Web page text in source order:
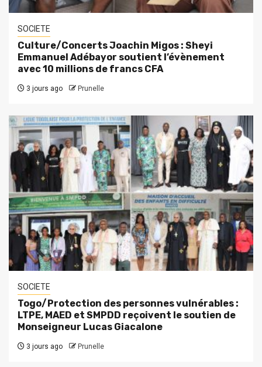
SOCIETE
Culture/Concerts Joachin Migos : Sheyi
Emmanuel Adébayor soutient l’évènement
avec 10 millions de francs CFA
3 jours ago Prunelle
SOCIETE
Togo/Protection des personnes vulnérables :
LTPE, MAED et SMPDD reçoivent le soutien de
Monseigneur Lucas Giacalone
3 jours ago Prunelle